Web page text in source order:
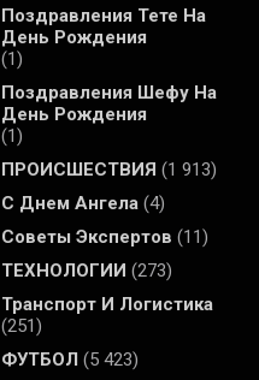
Поздравления Тете На
День Рождения
(1)
Поздравления Шефу На
День Рождения
(1)
ПРОИСШЕСТВИЯ (1 913)
С Днем Ангела (4)
Советы Экспертов (11)
ТЕХНОЛОГИИ (273)
Транспорт И Логистика
(251)
ФУТБОЛ (5 423)